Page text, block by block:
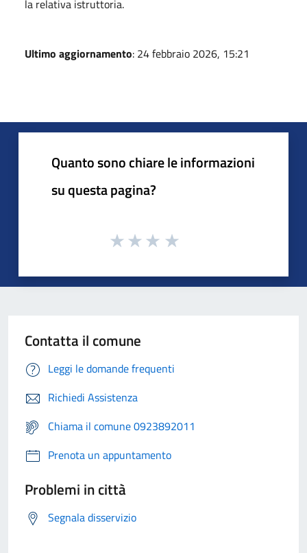
la relativa istruttoria.
Ultimo aggiornamento: 24 febbraio 2026, 15:21
Quanto sono chiare le informazioni
su questa pagina?
Contatta il comune
Leggi le domande frequenti
Richiedi Assistenza
Chiama il comune 0923892011
Prenota un appuntamento
Problemi in città
Segnala disservizio